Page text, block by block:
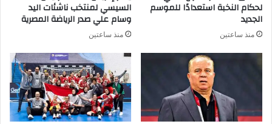
لحكام النخبة استعدادًا للموسم
الجديد
منذ ساعتين
السيسي لمنتخب ناشئات اليد
وسام علي صدر الرياضة المصرية
منذ ساعتين